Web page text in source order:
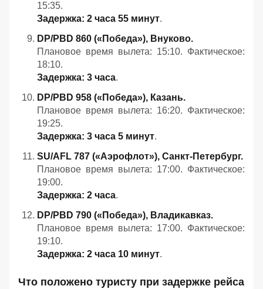
15:35.
Задержка: 2 часа 55 минут.
DP/PBD 860 («Победа»), Внуково.
Плановое время вылета: 15:10. Фактическое:
18:10.
Задержка: 3 часа.
DP/PBD 958 («Победа»), Казань.
Плановое время вылета: 16:20. Фактическое:
19:25.
Задержка: 3 часа 5 минут.
SU/AFL 787 («Аэрофлот»), Санкт‑Петербург.
Плановое время вылета: 17:00. Фактическое:
19:00.
Задержка: 2 часа.
DP/PBD 790 («Победа»), Владикавказ.
Плановое время вылета: 17:00. Фактическое:
19:10.
Задержка: 2 часа 10 минут.
Что положено туристу при задержке рейса